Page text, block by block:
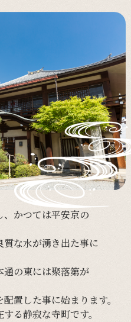
かつては平安京の
質な水が湧き出た事に
通の東には聚落第が
配置した事に始まります。
する静寂な寺町です。